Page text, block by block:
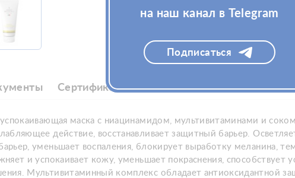
Сертификаты Отзывы (0)
маска с ниацинамидом, мультивитаминами и
действие, восстанавливает защитный барьер.
уменьшает воспаления, блокирует выработку меланина,
и успокаивает кожу, уменьшает покраснения,
Мультивитаминный комплекс обладает антиоксидантной
на наш канал в Telegram
Подписаться